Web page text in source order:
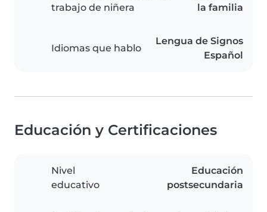
trabajo de niñera
la familia
Idiomas que hablo
Lengua de Signos
Español
Educación y Certificaciones
Nivel
educativo
Educación
postsecundaria